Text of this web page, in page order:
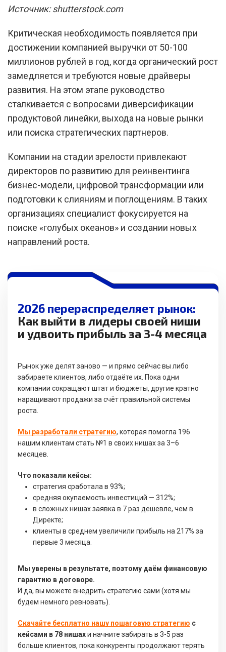
Источник: shutterstock.com
Критическая необходимость появляется при
достижении компанией выручки от 50-100
миллионов рублей в год, когда органический рост
замедляется и требуются новые драйверы
развития. На этом этапе руководство
сталкивается с вопросами диверсификации
продуктовой линейки, выхода на новые рынки
или поиска стратегических партнеров.
Компании на стадии зрелости привлекают
директоров по развитию для реинвентинга
бизнес-модели, цифровой трансформации или
подготовки к слияниям и поглощениям. В таких
организациях специалист фокусируется на
поиске «голубых океанов» и создании новых
направлений роста.
2026 перераспределяет рынок:
Как выйти в лидеры своей ниши
и удвоить прибыль за 3-4 месяца
Рынок уже делят заново — и прямо сейчас вы либо
забираете клиентов, либо отдаёте их. Пока одни
компании сокращают штат и бюджеты, другие кратно
наращивают продажи за счёт правильной системы
роста.
Мы разработали стратегию, которая помогла 196
нашим клиентам стать №1 в своих нишах за 3–6
месяцев.
Что показали кейсы:
стратегия сработала в 93%;
средняя окупаемость инвестиций — 312%;
в сложных нишах заявка в 7 раз дешевле, чем в
Директе;
клиенты в среднем увеличили прибыль на 217% за
первые 3 месяца.
Мы уверены в результате, поэтому даём финансовую
гарантию в договоре.
И да, вы можете внедрить стратегию сами (хотя мы
будем немного ревновать).
Скачайте бесплатно нашу пошаговую стратегию с
кейсами в 78 нишахи начните забирать в 3-5 раз
больше клиентов, пока конкуренты продолжают терять